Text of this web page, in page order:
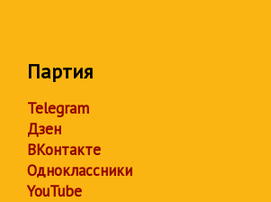
Партия
Telegram
Дзен
ВКонтакте
Одноклассники
YouTube